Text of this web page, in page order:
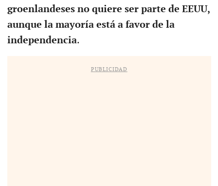
groenlandeses no quiere ser parte de EEUU,
aunque la mayoría está a favor de la
independencia.
PUBLICIDAD